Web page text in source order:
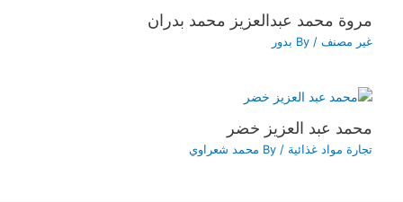
مروة محمد عبدالعزيز محمد بدران
غير مصنف / By بدور
محمد عبد العزيز خضر
تجارة مواد غذائية / By محمد شعراوي